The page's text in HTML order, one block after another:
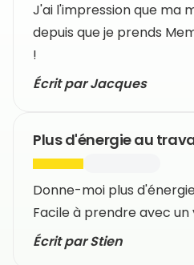
J'ai l'impression que ma
depuis que je prends
!
Écrit par Jacques
Plus d'énergie au
Donne-moi plus
Facile à prendre avec un
Écrit par Stien